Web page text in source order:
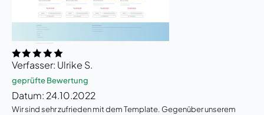
Verfasser: Ulrike S.
geprüfte Bewertung
Datum: 24.10.2022
Wir sind sehr zufrieden mit dem Template. Gegenüber unserem